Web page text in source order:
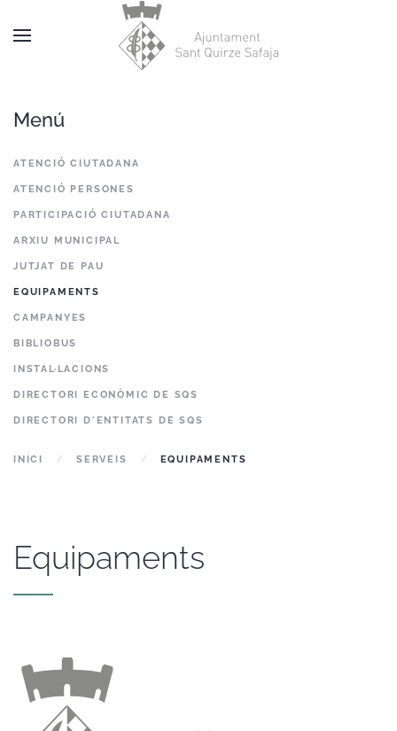
Skip to main content
Menú
ATENCIÓ CIUTADANA
ATENCIÓ PERSONES
PARTICIPACIÓ CIUTADANA
ARXIU MUNICIPAL
JUTJAT DE PAU
EQUIPAMENTS
CAMPANYES
BIBLIOBUS
INSTAL·LACIONS
DIRECTORI ECONÒMIC DE SQS
DIRECTORI D'ENTITATS DE SQS
INICI SERVEIS EQUIPAMENTS
Equipaments